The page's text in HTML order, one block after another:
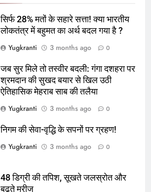
सिर्फ 28% मतों के सहारे सत्ता! क्या भारतीय
लोकतंत्र में बहुमत का अर्थ बदल गया है ?
Yugkranti
3 months ago 0
जब सुर मिले तो तस्वीर बदली: गंगा दशहरा पर
श्रमदान की सुखद बयार से खिल उठी
ऐतिहासिक मेहराब साब की तलैया
Yugkranti
3 months ago 0
निगम की सेवा-वृद्धि के सपनों पर ग्रहण!
Yugkranti
3 months ago 0
48 डिग्री की तपिश, सूखते जलस्रोत और
बढ़ते मरीज